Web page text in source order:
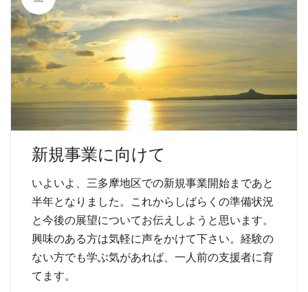
新規事業に向けて
いよいよ、三多摩地区での新規事業開始まであと
半年となりました。これからしばらくの準備状況
と今後の展望についてお伝えしようと思います。
興味のある方は気軽に声をかけて下さい。経験の
ない方でも学ぶ気があれば、一人前の支援者に育
てます。